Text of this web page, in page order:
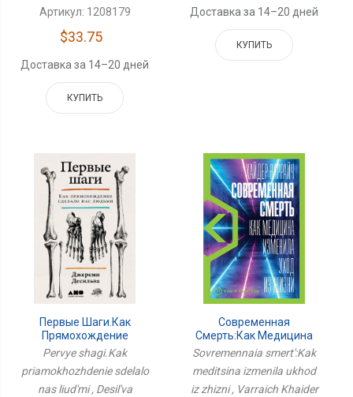
Артикул: 1208179
$33.75
Доставка за 14–20 дней
КУПИТЬ
Доставка за 14–20 дней
КУПИТЬ
Первые Шаги.Как
Прямохождение
Сделало Нас Людьми
Pervye shagi.Kak
priamokhozhdenie sdelalo
nas liud'mi , Desil'va
Современная
Смерть:Как Медицина
Изменила Уход Из
Sovremennaia smert':Kak
meditsina izmenila ukhod
iz zhizni , Varraich Khaider